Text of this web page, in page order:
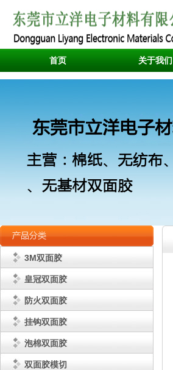
首页 关于我们
3M双面胶
皇冠双面胶
防火双面胶
挂钩双面胶
泡棉双面胶
双面胶模切